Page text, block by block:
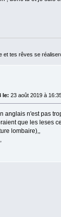
et tes rêves se
le: 23 août 2019 à
anglais n'est pas
que les leses
lombaire),,